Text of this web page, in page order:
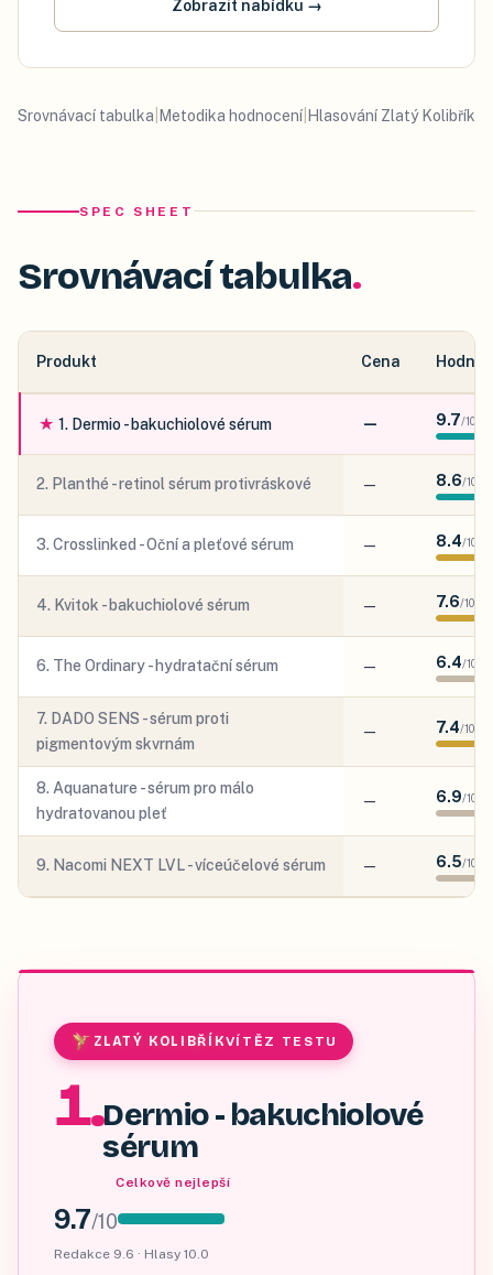
Zobrazit nabídku →
Srovnávací tabulka Metodika hodnocení Hlasování Zlatý Kolibřík
SPEC SHEET
Srovnávací tabulka
Produkt Cena
★ 1. Dermio - bakuchiolové sérum — 9.7/10
2. Planthé - retinol sérum protivráskové — 8.6/10
3. Crosslinked - Oční a pleťové sérum — 8.4/10
4. Kvitok - bakuchiolové sérum — 7.6/10
6. The Ordinary - hydratační sérum — 6.4/10
7. DADO SENS - sérum proti
pigmentovým skvrnám
— 7.4/10
8. Aquanature - sérum pro málo
hydratovanou pleť
— 6.9/10
9. Nacomi NEXT LVL - víceúčelové sérum — 6.5/10
ZLATÝ KOLIBŘÍKVÍTĚZ TESTU
1.Dermio - bakuchiolové
sérum
Celkově nejlepší
9.7/10
Redakce 9.6 · Hlasy 10.0